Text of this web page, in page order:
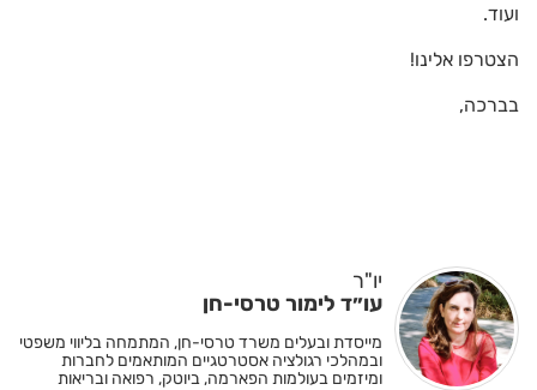
יו"ר
עו״ד לימור טרסי-חן
מייסדת ובעלים משרד טרסי-חן, המתמחה בליווי משפטי
ובמהלכי רגולציה אסטרטגיים המותאמים לחברות
ומיזמים בעולמות הפארמה, ביוטק, רפואה ובריאות
ועוד.
הצטרפו אלינו!
בברכה,